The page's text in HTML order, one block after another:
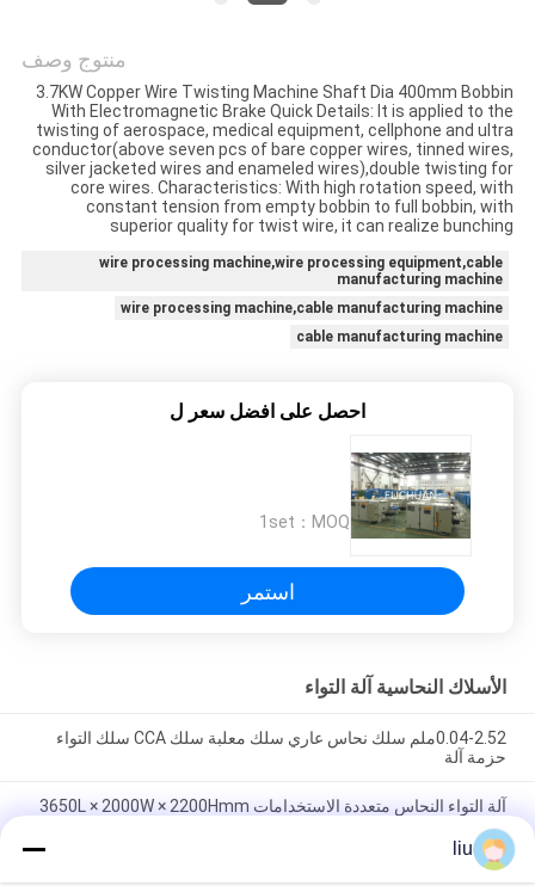
منتوج وصف
3.7KW Copper Wire Twisting Machine Shaft Dia 400mm Bobbin
With Electromagnetic Brake Quick Details: It is applied to the
twisting of aerospace, medical equipment, cellphone and ultra
conductor(above seven pcs of bare copper wires, tinned wires,
silver jacketed wires and enameled wires),double twisting for
core wires. Characteristics: With high rotation speed, with
constant tension from empty bobbin to full bobbin, with
superior quality for twist wire, it can realize bunching
wire processing machine,wire processing equipment,cable
manufacturing machine
wire processing machine,cable manufacturing machine
cable manufacturing machine
احصل على افضل سعر ل
MOQ：
1set
استمر
الأسلاك النحاسية آلة التواء
0.04-2.52ملم سلك نحاس عاري سلك معلبة سلك CCA سلك التواء
حزمة آلة
آلة التواء النحاس متعددة الاستخدامات 3650L × 2000W × 2200Hmm
الأبعاد
آلة تدوير أسلاك النحاس عالية الأداء مع زاوية التدوير 0-360 درجة
liu